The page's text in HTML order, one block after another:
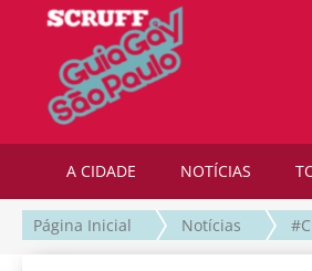
A CIDADE NOTÍCIAS
Página Inicial Notícias